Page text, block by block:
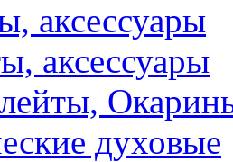
аксессуары
аксессуары
духовые